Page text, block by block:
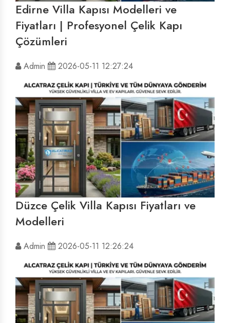
Edirne Villa Kapısı Modelleri ve
Fiyatları | Profesyonel Çelik Kapı
Çözümleri
Admin 2026-05-11 12:27:24
Düzce Çelik Villa Kapısı Fiyatları ve
Modelleri
Admin 2026-05-11 12:26:24